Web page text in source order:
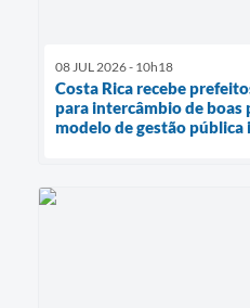
08 JUL 2026 - 10h18
Costa Rica recebe
para intercâmbio de boas
modelo de gestão pública